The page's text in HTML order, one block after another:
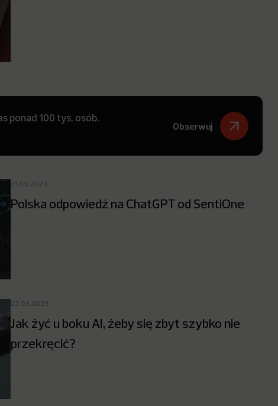
ponad 100 tys. osób.
Obserwuj
31.05.2023
Polska odpowiedź na ChatGPT od SentiOne
22.03.2023
Jak żyć u boku AI, żeby się zbyt szybko nie
przekręcić?